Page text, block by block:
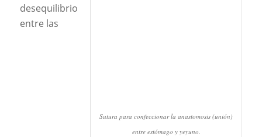
Sutura para confeccionar la anastomosis (unión)
entre estómago y yeyuno.
desequilibrio
entre las